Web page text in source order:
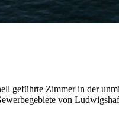
geführte Zimmer in der
von